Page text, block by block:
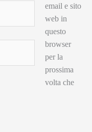
email e sito
web in
questo
browser
per la
prossima
volta che